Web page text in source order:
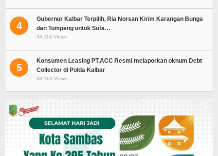
4
Gubernur Kalbar Terpilih, Ria Norsan Kirim Karangan Bunga
dan Tumpeng untuk Suta…
34,114 Views
5
Konsumen Leasing PT.ACC Resmi melaporkan oknum Debt
Collector di Polda Kalbar
33,169 Views